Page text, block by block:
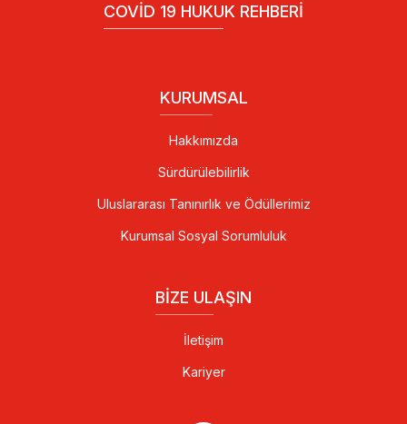
COVID 19 HUKUK REHBERI
KURUMSAL
Hakkımızda
Sürdürülebilirlik
Uluslararası Tanınırlık ve Ödüllerimiz
Kurumsal Sosyal Sorumluluk
BIZE ULAŞIN
İletişim
Kariyer